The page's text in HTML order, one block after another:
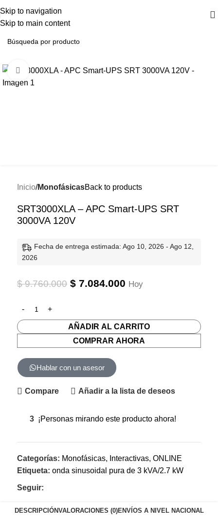
Skip to navigation
Skip to main content
Click to enlarge
Inicio MonofásicasBack to products
SRT3000XLA – APC Smart-UPS SRT
3000VA 120V
Fecha de entrega estimada: Ago 10, 2026 - Ago 12,
2026
$9.760.000 $ 7.084.000 Hoy
AÑADIR AL CARRITO
COMPRAR AHORA
Hablar con un asesor
Compare Añadir a la lista de deseos
3 ¡Personas mirando este producto ahora!
Categorías: Monofásicas, Interactivas, ONLINE
Etiqueta: onda sinusoidal pura de 3 kVA/2.7 kW
Seguir:
DESCRIPCIÓNVALORACIONES (0)ENVÍOS A NIVEL NACIONAL